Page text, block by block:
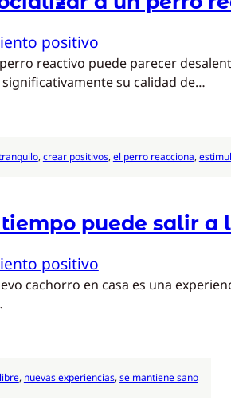
positivo
reactivo puede parecer
su calidad de…
, crear positivos, el perro reacciona,
puede salir a
positivo
cachorro en casa es una
, nuevas experiencias, se mantiene sano